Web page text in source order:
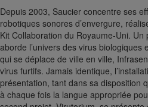
Depuis 2003, Saucier concentre ses
robotiques sonores d’envergure,
Kit Collaboration du Royaume-Uni.
aborde l’univers des virus biologiques
qui se déplace de ville en ville,
virus furtifs. Jamais identique,
présentation, tant dans sa disposition
à chaque fois la langue appropriée